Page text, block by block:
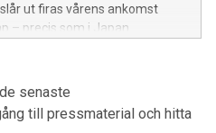
ut firas vårens ankomst
– precis som i Japan.
senaste
till pressmaterial och hitta